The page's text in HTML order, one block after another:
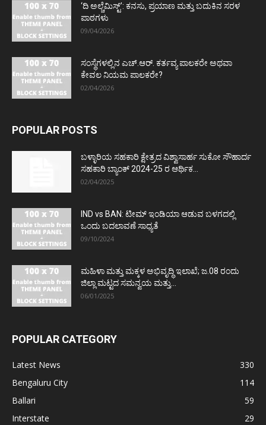
‘ದಿ ಅಲ್ಚೆಮಿಸ್ಟ್’: ಕನಸು, ಪ್ರಯಾಣ ಮತ್ತು ಬದುಕಿನ ಸರಳ
ಪಾಠಗಳು
09/04/2026
ಸಂಸ್ಥೆಗಳಲ್ಲಿನ ಎಚ್.ಆರ್. ಕರ್ತವ್ಯ ಪಾಲಕರೇ ಅಥವಾ
ಕೇವಲ ನಿಯಮ ಪಾಲಕರೇ?
02/04/2026
POPULAR POSTS
ಬಳ್ಳಾರಿಯ ಸಹಕಾರಿ ಕ್ಷೇತ್ರದ ವಿಶ್ವಾಸಾರ್ಹ ಸುಕೋ ಸೌಹಾರ್ದ
ಸಹಕಾರಿ ಬ್ಯಾಂಕ್ 2024-25 ರ ಆರ್ಥಿಕ...
02/04/2025
IND vs BAN: ಟೀಮ್ ಇಂಡಿಯಾ ಆಡುವ ಬಳಗದಲ್ಲಿ
ಒಂದು ಬದಲಾವಣೆ ಸಾಧ್ಯತೆ
09/10/2024
ಮಹಿಳಾ ಮತ್ತು ಮಕ್ಕಳ ಅಭಿವೃದ್ಧಿ ಇಲಾಖೆ; ಜ.08 ರಂದು
ಜಿಲ್ಲಾ ಮಟ್ಟದ ಸಮನ್ವಯ ಮತ್ತು...
06/01/2025
POPULAR CATEGORY
Latest News
330
Bengaluru City
114
Ballari
59
Interstate
29